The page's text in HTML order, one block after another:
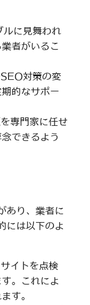
に見舞われ
者がいるこ
対策の変
的なサポー
専門家に任せ
できるよう
あり、業者に
には以下のよ
イトを点検
。これによ
す。